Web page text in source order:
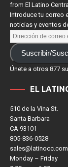
from El Latino
Introduce tu correo
noticias y eventos
Suscribir/
Únete a otros 877
EL
510 de la Vina St.
Santa Barbara
CA 93101
805-836-0528
sales@latinocc.com
Monday – Friday